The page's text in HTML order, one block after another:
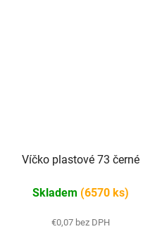
Víčko plastové 73 černé
Skladem (6570 ks)
€0,07 bez DPH